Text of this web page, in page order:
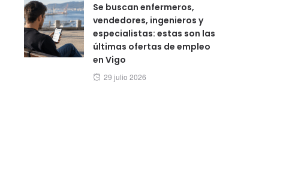
Se buscan enfermeros,
vendedores, ingenieros y
especialistas: estas son las
últimas ofertas de empleo
en Vigo
Posted
29 julio 2026